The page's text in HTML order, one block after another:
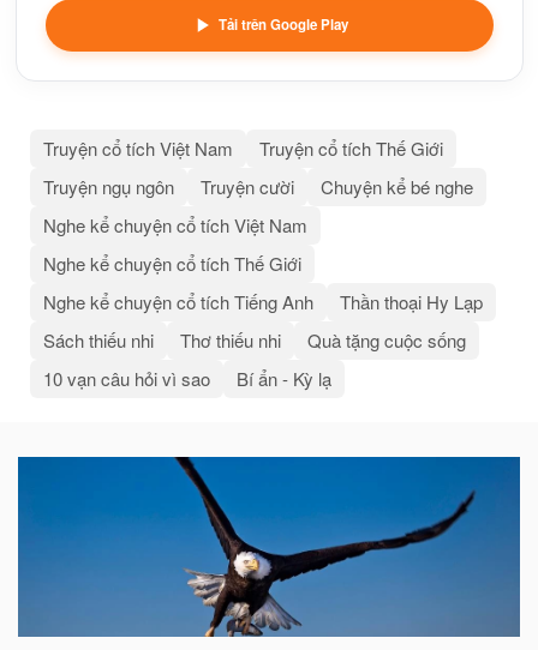
Tải trên Google Play
Truyện cổ tích Việt Nam
Truyện cổ tích Thế Giới
Truyện ngụ ngôn
Truyện cười
Chuyện kể bé nghe
Nghe kể chuyện cổ tích Việt Nam
Nghe kể chuyện cổ tích Thế Giới
Nghe kể chuyện cổ tích Tiếng Anh
Thần thoại Hy Lạp
Sách thiếu nhi
Thơ thiếu nhi
Quà tặng cuộc sống
10 vạn câu hỏi vì sao
Bí ẩn - Kỳ lạ
Bài
liên